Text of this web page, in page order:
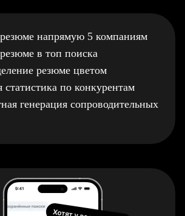
напрямую 5 компаниям
в топ поиска
резюме цветом
статистика по конкурентам
генерация сопроводительных